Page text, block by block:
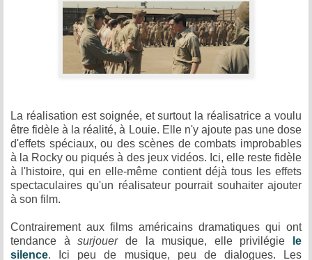
La réalisation est soignée, et surtout la réalisatrice a voulu
être fidèle à la réalité, à Louie. Elle n'y ajoute pas une dose
d'effets spéciaux, ou des scènes de combats improbables
à la Rocky ou piqués à des jeux vidéos. Ici, elle reste fidèle
à l'histoire, qui en elle-même contient déjà tous les effets
spectaculaires qu'un réalisateur pourrait souhaiter ajouter
à son film.
Contrairement aux films américains dramatiques qui ont
tendance àsurjouer de la musique, elle privilégie
le
silence. Ici peu de musique, peu de dialogues. Les